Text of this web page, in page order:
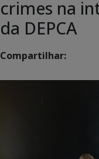
crimes na
da DEPCA
Compartilhar: